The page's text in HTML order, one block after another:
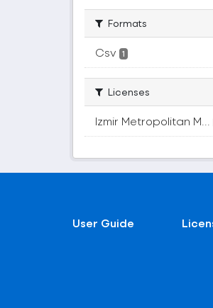
Formats
Csv 1
Licenses
Izmir Metropolitan M...
User Guide